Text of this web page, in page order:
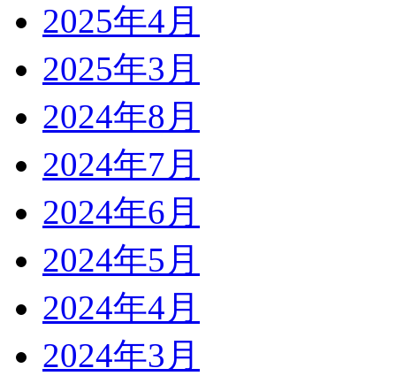
2025年4月
2025年3月
2024年8月
2024年7月
2024年6月
2024年5月
2024年4月
2024年3月